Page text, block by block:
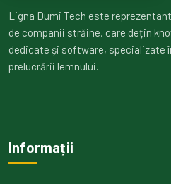
Ligna Dumi Tech este
de companii străine, care dețin
dedicate și software, specializate
prelucrării lemnului.
Informații